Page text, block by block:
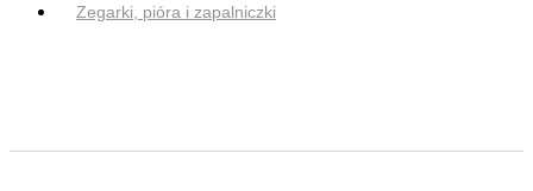
Zegarki, pióra i zapalniczki